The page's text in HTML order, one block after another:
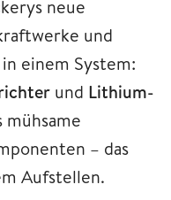
neue
und
einem System:
und Lithium-
– das
Aufstellen.